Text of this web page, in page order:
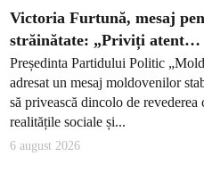
Victoria Furtună, mesaj
străinătate: „Priviți atent…
Președinta Partidului Politic
adresat un mesaj moldovenilor
să privească dincolo de revederea
realitățile sociale și...
6 august 2026